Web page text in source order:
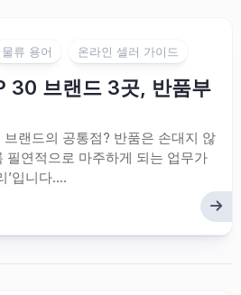
물류 용어 온라인 셀러 가이드
30 브랜드 3곳, 반품부
랜드의 공통점? 반품은 손대지 않
필연적으로 마주하게 되는 업무가
’입니다....